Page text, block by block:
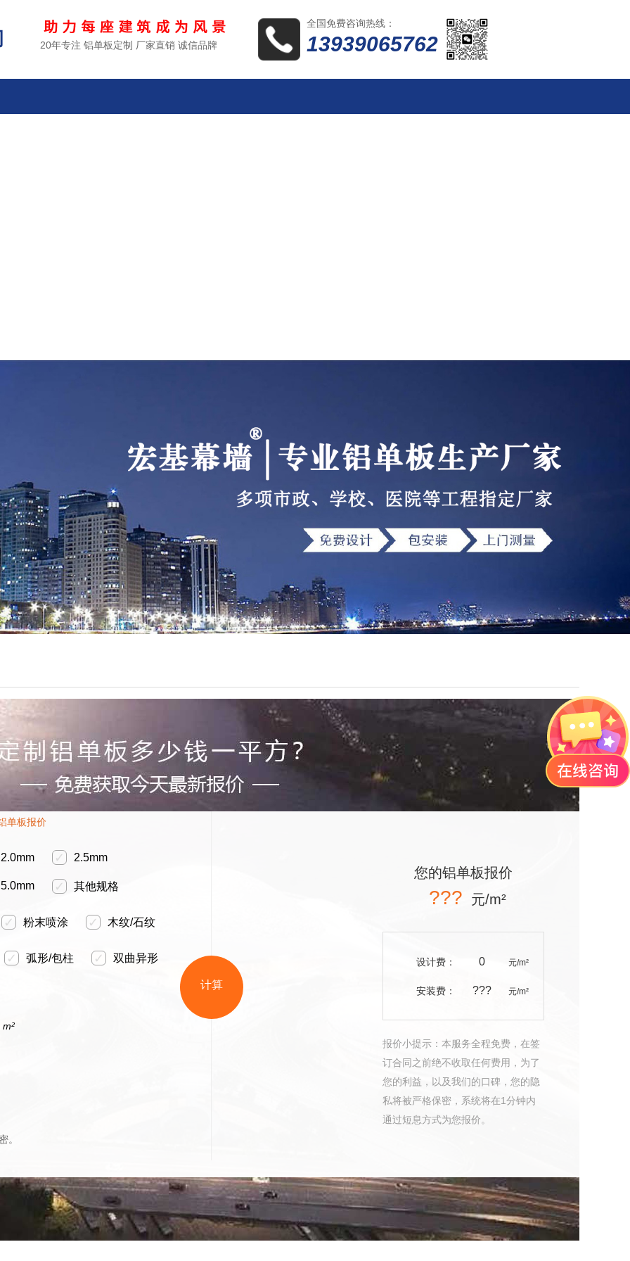
20年专注 铝单板定制 厂家直销 诚信品牌
全国免费咨询热线：
13939065762
单板报价
2.0mm ✓ 2.5mm
5.0mm ✓ 其他规格
✓ 粉末喷涂 ✓ 木纹/石纹
✓ 弧形/包柱 ✓ 双曲异形
m²
。
您的铝单板报价
??? 元/m²
设计费： 0 元/m²
安装费： ??? 元/m²
报价小提示：本服务全程免费，在签
订合同之前绝不收取任何费用，为了
您的利益，以及我们的口碑，您的隐
私将被严格保密，系统将在1分钟内
通过短息方式为您报价。